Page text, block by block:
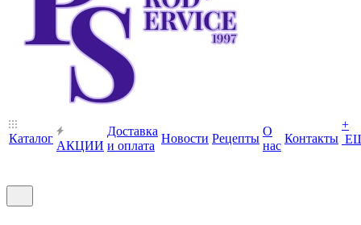
Каталог
АКЦИИ
Доставка
и оплата
Новости Рецепты
О
нас
Контакты
+